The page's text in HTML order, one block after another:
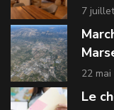
7
22
Le